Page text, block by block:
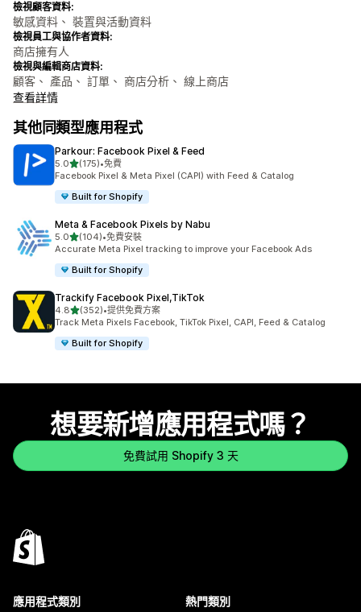
檢視顧客資料:
敏感資料、 裝置與活動資料
檢視員工與協作者資料:
商店擁有人
檢視與編輯商店資料:
顧客、 產品、 訂單、 商店分析、 線上商店
查看詳情
其他同類型應用程式
Parkour: Facebook Pixel & Feed
5.0滿分 5 顆星
(175)
共有 175 則評價
•免費
Facebook Pixel & Meta Pixel (CAPI) with Feed & Catalog
Built for Shopify
Meta & Facebook Pixels by Nabu
5.0滿分 5 顆星
(104)
共有 104 則評價
•免費安裝
Accurate Meta Pixel tracking to improve your Facebook Ads
Built for Shopify
Trackify Facebook Pixel,TikTok
4.8滿分 5 顆星
(352)
共有 352 則評價
•提供免費方案
Track Meta Pixels Facebook, TikTok Pixel, CAPI, Feed & Catalog
Built for Shopify
想要新增應用程式嗎？
免費試用 Shopify 3 天
應用程式類別 熱門類別